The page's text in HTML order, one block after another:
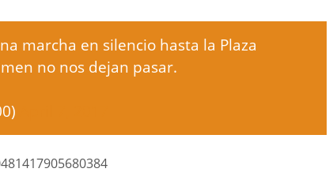
marcha en silencio hasta la Plaza
no nos dejan pasar.